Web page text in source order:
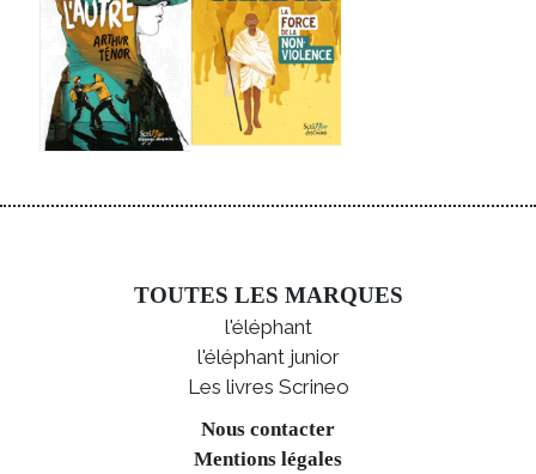
TOUTES LES MARQUES
l'éléphant
l'éléphant junior
Les livres Scrineo
Nous contacter
Mentions légales